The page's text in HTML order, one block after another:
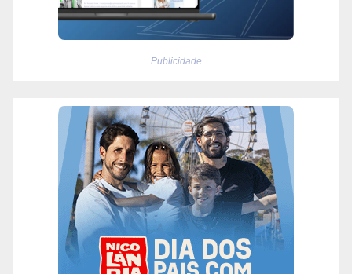
Publicidade